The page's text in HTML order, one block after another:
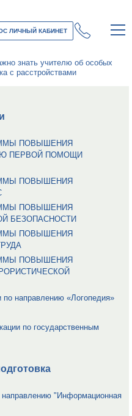
ЛИЧНЫЙ КАБИНЕТ
знать учителю об особых
с расстройствами
ПОВЫШЕНИЯ
ПЕРВОЙ ПОМОЩИ
ПОВЫШЕНИЯ
ПОВЫШЕНИЯ
БЕЗОПАСНОСТИ
ПОВЫШЕНИЯ
ПОВЫШЕНИЯ
направлению «Логопедия»
по государственным
"Информационная